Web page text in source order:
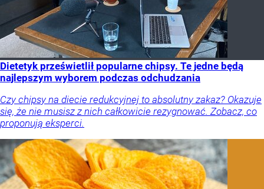
Dietetyk prześwietlił popularne chipsy. Te jedne będą
najlepszym wyborem podczas odchudzania
Czy chipsy na diecie redukcyjnej to absolutny zakaz? Okazuje
się, że nie musisz z nich całkowicie rezygnować. Zobacz, co
proponują eksperci.